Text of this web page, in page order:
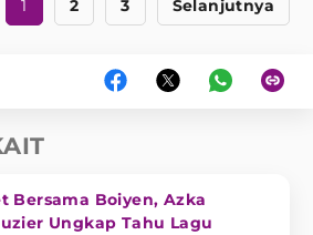
1 2 3 Selanjutnya
Bersama Boiyen, Azka
Ungkap Tahu Lagu